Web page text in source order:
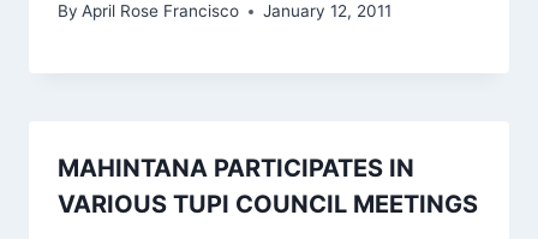
By April Rose Francisco January 12, 2011
MAHINTANA PARTICIPATES IN
VARIOUS TUPI COUNCIL MEETINGS